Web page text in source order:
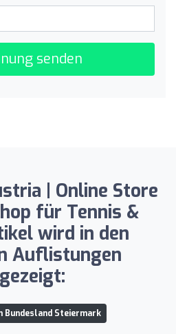
senden
| Online Store
für Tennis &
wird in den
Auflistungen
Bundesland Steiermark